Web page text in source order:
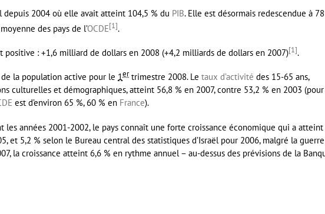
2004 où elle avait atteint 104,5 % du PIB. Elle est désormais redescendue à
des pays de l’OCDE[1].
positive : +1,6 milliard de dollars en 2008 (+4,2 milliards de dollars en 2007)[1].
la population active pour le 1ertrimestre 2008. Le taux d’activité des 15-65 ans,
culturelles et démographiques, atteint 56,8 % en 2007, contre 53,2 % en 2003 (pour
est d’environ 65 %, 60 % en France).
les années 2001-2002, le pays connaît une forte croissance économique qui a atteint
et 5,2 % selon le Bureau central des statistiques d’Israël pour 2006, malgré la
la croissance atteint 6,6 % en rythme annuel – au-dessus des prévisions de la